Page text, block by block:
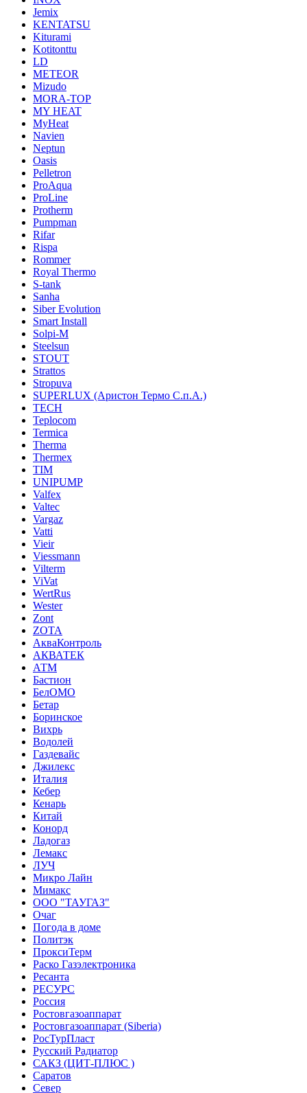
Jemix
KENTATSU
Kiturami
Kotitonttu
LD
METEOR
Mizudo
MORA-TOP
MY HEAT
MyHeat
Navien
Neptun
Oasis
Pelletron
ProAqua
ProLine
Protherm
Pumpman
Rifar
Rispa
Rommer
Royal Thermo
S-tank
Sanha
Siber Evolution
Smart Install
Solpi-M
Steelsun
STOUT
Strattos
Stropuva
SUPERLUX (Аристон Термо С.п.А.)
TECH
Teplocom
Termica
Therma
Thermex
TIM
UNIPUMP
Valfex
Valtec
Vargaz
Vatti
Vieir
Viessmann
Vilterm
ViVat
WertRus
Wester
Zont
ZOTA
АкваКонтроль
АКВАТЕК
АТМ
Бастион
БелОМО
Бетар
Боринское
Вихрь
Водолей
Газдевайс
Джилекс
Италия
Кебер
Кенарь
Китай
Конорд
Ладогаз
Лемакс
ЛУЧ
Микро Лайн
Мимакс
ООО "ТАУГАЗ"
Очаг
Погода в доме
Политэк
ПроксиТерм
Раско Газэлектроника
Ресанта
РЕСУРС
Россия
Ростовгазоаппарат
Ростовгазоаппарат (Siberia)
РосТурПласт
Русский Радиатор
САКЗ (ЦИТ-ПЛЮС )
Саратов
Север